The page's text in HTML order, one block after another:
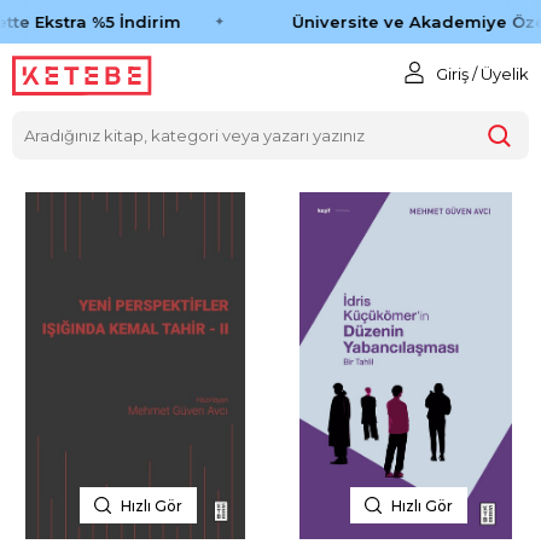
Ekstra %5 İndirim Üniversite ve Akademiye
Giriş / Üyelik
Hızlı Gör Hızlı Gör